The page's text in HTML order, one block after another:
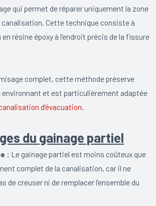
qui permet de réparer uniquement la zone
canalisation. Cette technique consiste à
résine époxy à l’endroit précis de la fissure
complet, cette méthode préserve
environnant et est particulièrement adaptée
d’évacuation
du gainage partiel
: Le gainage partiel est moins coûteux que
complet de la canalisation, car il ne
de creuser ni de remplacer l’ensemble du